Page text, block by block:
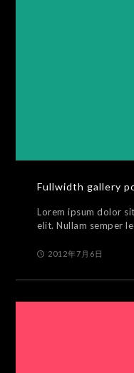
Fullwidth gallery
Lorem ipsum dolor
elit. Nullam semper
2012年7月6日